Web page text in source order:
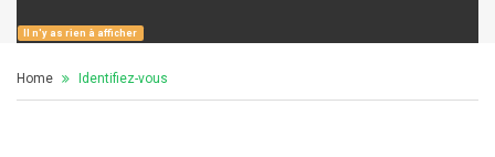
Il n'y as rien à afficher
Home Identifiez-vous